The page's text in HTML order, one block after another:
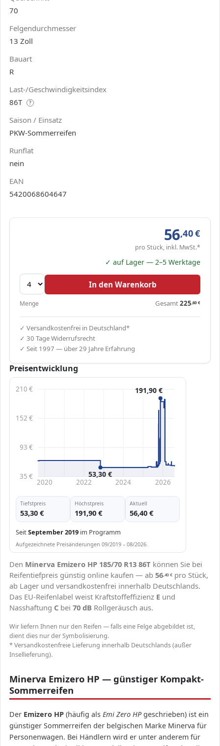
70
Felgendurchmesser
13 Zoll
Bauart
R
Last-/Geschwindigkeitsindex
86T
?
Saison / Einsatz
PKW-Sommerreifen
Runflat
nein
EAN
5420068604647
56,40€
pro Stück, inkl. MwSt.*
✓ auf Lager — 2–5 Werktage
In den Warenkorb
Menge Gesamt225,60€
✓ Versandkostenfrei in Deutschland*
✓ 30 Tage Widerrufsrecht
✓ Seit 1997 — über 29 Jahre Erfahrung
Preisentwicklung
35 €
93 €
152 €
210 €
2020 2022 2024 2026
191,90 €
53,30 €
Tiefstpreis
53,30 €
Höchstpreis
191,90 €
Aktuell
56,40 €
SeitSeptember 2019 im Programm
Aufgezeichnete Preisänderungen 09/2019 – 08/2026.
Den Minerva Emizero HP 185/70 R13 86T können Sie bei
Reifentiefpreis günstig online kaufen — ab 56,40€ pro Stück,
ab Lager und versandkostenfrei innerhalb Deutschlands.
Das EU-Reifenlabel weist Kraftstoffeffizienz E und
Nasshaftung C bei 70 dB Rollgeräusch aus.
Wir liefern Ihnen nur den Reifen — falls eine Felge abgebildet ist,
dient dies nur der Symbolisierung.
* Versandkostenfreie Lieferung innerhalb Deutschlands (außer
Insellieferung).
Minerva Emizero HP — günstiger Kompakt-
Sommerreifen
Der Emizero HP (häufig als Emi Zero HP geschrieben) ist ein
günstiger Sommerreifen der belgischen Marke Minerva für
Personenwagen. Bei Händlern wird er unter anderem für